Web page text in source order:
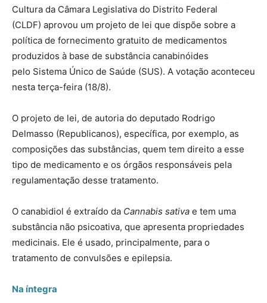
Cultura da Câmara Legislativa do Distrito Federal
(CLDF) aprovou um projeto de lei que dispõe sobre a
política de fornecimento gratuito de medicamentos
produzidos à base de substância canabinóides
pelo Sistema Único de Saúde (SUS). A votação aconteceu
nesta terça-feira (18/8).
O projeto de lei, de autoria do deputado Rodrigo
Delmasso (Republicanos), específica, por exemplo, as
composições das substâncias, quem tem direito a esse
tipo de medicamento e os órgãos responsáveis pela
regulamentação desse tratamento.
O canabidiol é extraído da Cannabis sativa e tem uma
substância não psicoativa, que apresenta propriedades
medicinais. Ele é usado, principalmente, para o
tratamento de convulsões e epilepsia.
Na íntegra